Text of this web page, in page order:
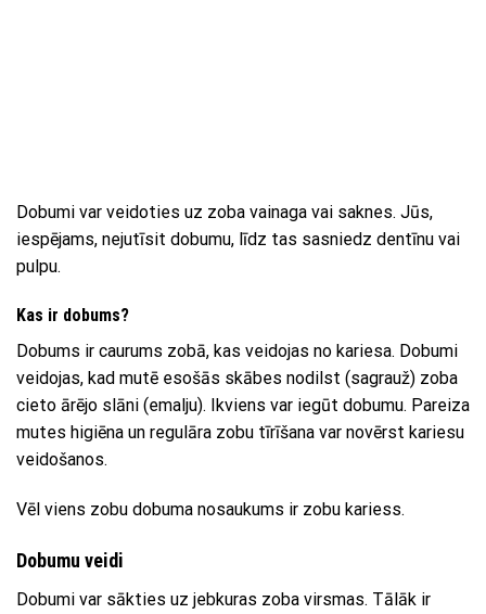
Dobumi var veidoties uz zoba vainaga vai saknes. Jūs,
iespējams, nejutīsit dobumu, līdz tas sasniedz dentīnu vai
pulpu.
Kas ir dobums?
Dobums ir caurums zobā, kas veidojas no kariesa. Dobumi
veidojas, kad mutē esošās skābes nodilst (sagrauž) zoba
cieto ārējo slāni (emalju). Ikviens var iegūt dobumu. Pareiza
mutes higiēna un regulāra zobu tīrīšana var novērst kariesu
veidošanos.
Vēl viens zobu dobuma nosaukums ir zobu kariess.
Dobumu veidi
Dobumi var sākties uz jebkuras zoba virsmas. Tālāk ir